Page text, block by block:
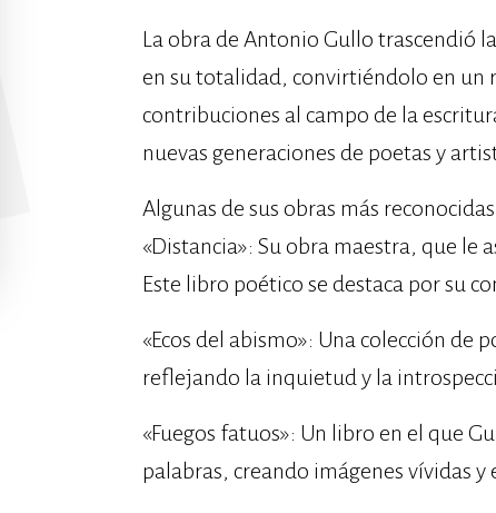
La obra de Antonio Gullo trascendió
en su totalidad, convirtiéndolo en un
contribuciones al campo de la
nuevas generaciones de poetas y
Algunas de sus obras más
«Distancia»: Su obra maestra, que le
Este libro poético se destaca por su
«Ecos del abismo»: Una colección de
reflejando la inquietud y la
«Fuegos fatuos»: Un libro en el que
palabras, creando imágenes vívidas y